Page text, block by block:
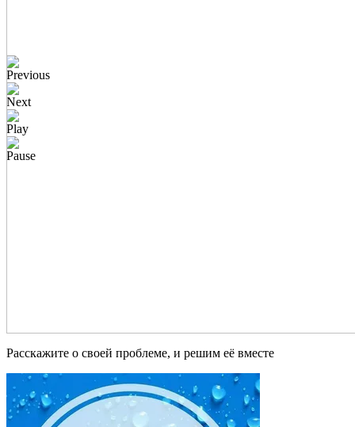
Расскажите о своей проблеме, и решим её вместе